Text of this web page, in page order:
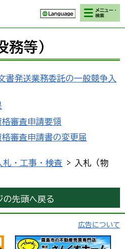
検索・メニ
ュー
務等）
書発送業務委託の一般競争入
審査申請要領
審査申請書の変更届
札・工事・検査 > 入札（物
の先頭へ戻る
広告について